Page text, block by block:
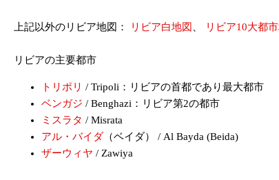
上記以外のリビア地図： リビア白地図 リビア10大都
リビアの主要都市
トリポリ / Tripoli：リビアの首都であり最大都市
ベンガジ / Benghazi：リビア第2の都市
ミスラタ / Misrata
アル・バイダ（ベイダ） / Al Bayda (Beida)
ザーウィヤ / Zawiya